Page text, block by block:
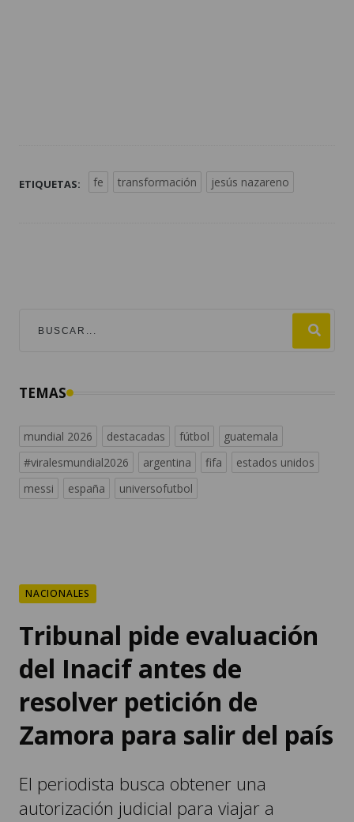
ETIQUETAS: fe transformación jesús nazareno
TEMAS
mundial 2026 destacadas fútbol
guatemala
#viralesmundial2026
argentina fifa
estados unidos
messi
españa universofutbol
NACIONALES
Tribunal pide evaluación
del Inacif antes de
resolver petición de
Zamora para salir del país
El periodista busca obtener una
autorización judicial para viajar a